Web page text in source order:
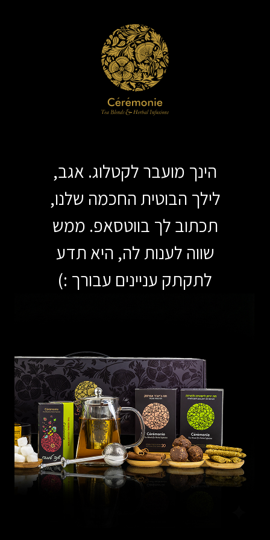
הינך מועבר לקטלוג. אגב,
לילך הבוטית החכמה שלנו,
תכתוב לך בווטסאפ. ממש
שווה לענות לה, היא תדע
לתקתק עניינים עבורך :)